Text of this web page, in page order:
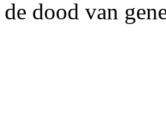
de dood van